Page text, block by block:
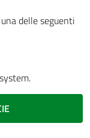
delle seguenti